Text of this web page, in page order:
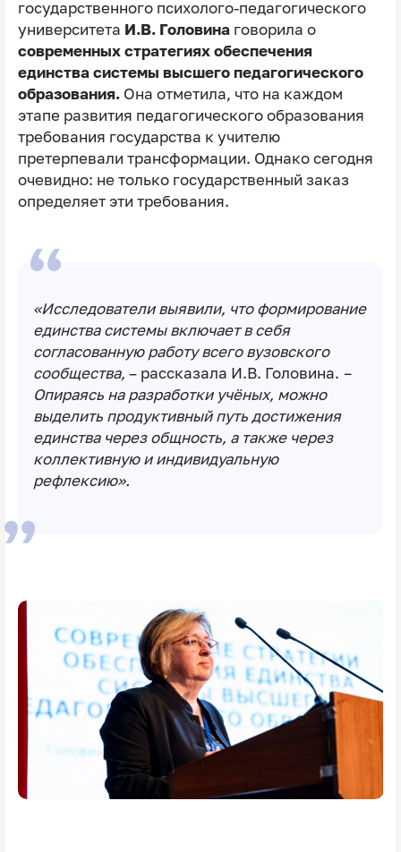
государственного психолого-педагогического
университета И.В. Головинаговорила о
современных стратегиях обеспечения
единства системы высшего педагогического
образования.Она отметила, что на каждом
этапе развития педагогического образования
требования государства к учителю
претерпевали трансформации. Однако сегодня
очевидно: не только государственный заказ
определяет эти требования.
«Исследователи выявили, что формирование
единства системы включает в себя
согласованную работу всего вузовского
сообщества, – рассказала И.В. Головина. –
Опираясь на разработки учёных, можно
выделить продуктивный путь достижения
единства через общность, а также через
коллективную и индивидуальную
рефлексию».